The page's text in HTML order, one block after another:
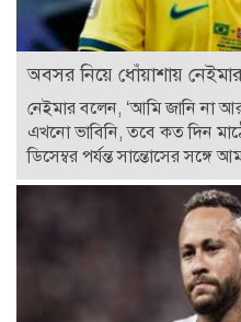
অবসর নিয়ে ধোঁয়াশায় নেইমার
নেইমার বলেন, ‘আমি জানি না
এখনো ভাবিনি, তবে কত দিন
ডিসেম্বর পর্যন্ত সান্তোসের